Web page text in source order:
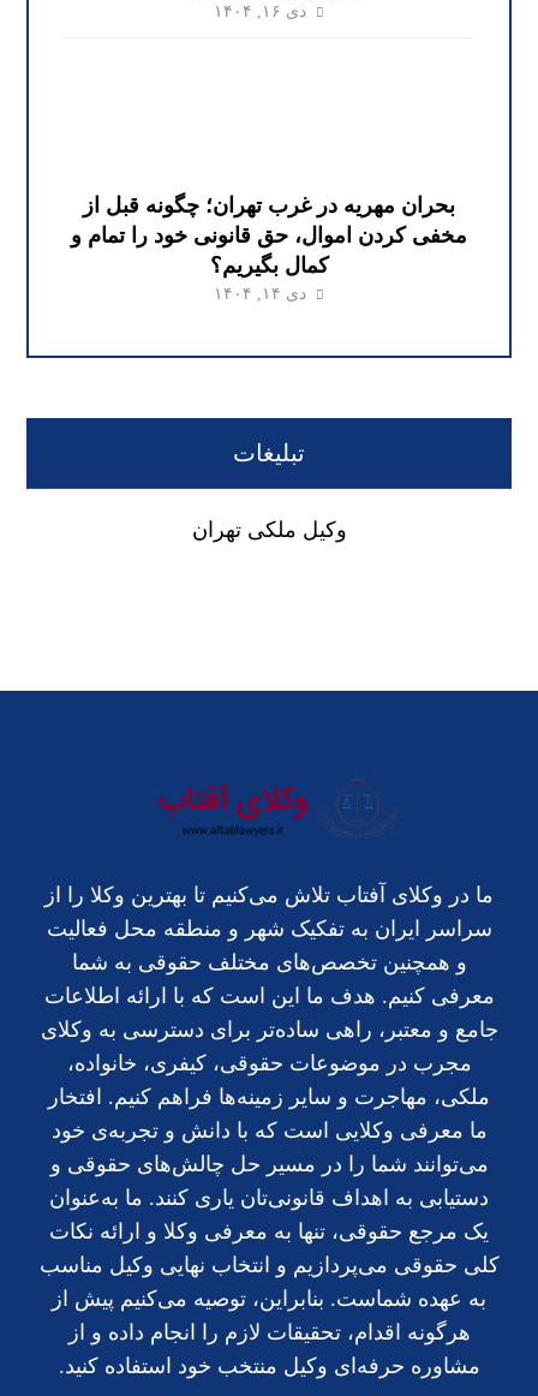
دی ۱۶, ۱۴۰۴
بحران مهریه در غرب تهران؛ چگونه قبل از
مخفی کردن اموال، حق قانونی خود را تمام و
کمال بگیریم؟
دی ۱۴, ۱۴۰۴
تبلیغات
وکیل ملکی تهران
ما در وکلای آفتاب تلاش می‌کنیم تا بهترین وکلا را از
سراسر ایران به تفکیک شهر و منطقه محل فعالیت
و همچنین تخصص‌های مختلف حقوقی به شما
معرفی کنیم. هدف ما این است که با ارائه اطلاعات
جامع و معتبر، راهی ساده‌تر برای دسترسی به وکلای
مجرب در موضوعات حقوقی، کیفری، خانواده،
ملکی، مهاجرت و سایر زمینه‌ها فراهم کنیم. افتخار
ما معرفی وکلایی است که با دانش و تجربه‌ی خود
می‌توانند شما را در مسیر حل چالش‌های حقوقی و
دستیابی به اهداف قانونی‌تان یاری کنند. ما به‌عنوان
یک مرجع حقوقی، تنها به معرفی وکلا و ارائه نکات
کلی حقوقی می‌پردازیم و انتخاب نهایی وکیل مناسب
به عهده شماست. بنابراین، توصیه می‌کنیم پیش از
هرگونه اقدام، تحقیقات لازم را انجام داده و از
مشاوره حرفه‌ای وکیل منتخب خود استفاده کنید.